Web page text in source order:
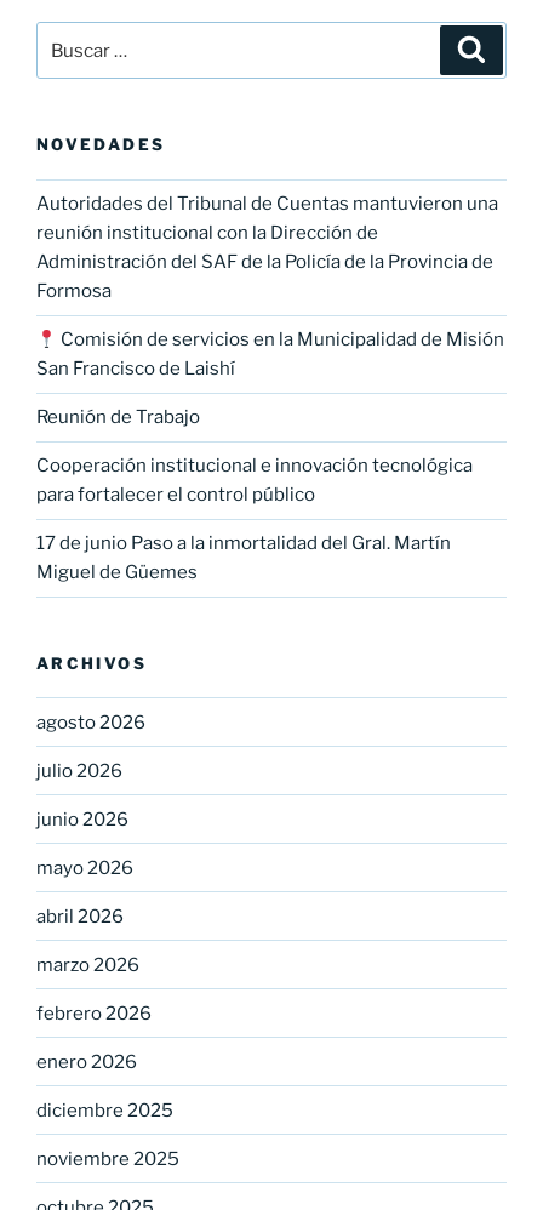
por:
NOVEDADES
Autoridades del Tribunal de Cuentas mantuvieron una
reunión institucional con la Dirección de
Administración del SAF de la Policía de la Provincia de
Formosa
Comisión de servicios en la Municipalidad de Misión
San Francisco de Laishí
Reunión de Trabajo
Cooperación institucional e innovación tecnológica
para fortalecer el control público
17 de junio Paso a la inmortalidad del Gral. Martín
Miguel de Güemes
ARCHIVOS
agosto 2026
julio 2026
junio 2026
mayo 2026
abril 2026
marzo 2026
febrero 2026
enero 2026
diciembre 2025
noviembre 2025